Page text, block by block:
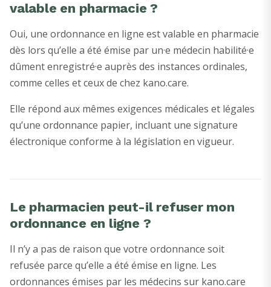
valable en pharmacie ?
Oui, une ordonnance en ligne est valable en pharmacie
dès lors qu’elle a été émise par un·e médecin habilité·e
dûment enregistré·e auprès des instances ordinales,
comme celles et ceux de chez kano.care.
Elle répond aux mêmes exigences médicales et légales
qu’une ordonnance papier, incluant une signature
électronique conforme à la législation en vigueur.
Le pharmacien peut-il refuser mon
ordonnance en ligne ?
Il n’y a pas de raison que votre ordonnance soit
refusée parce qu’elle a été émise en ligne. Les
ordonnances émises par les médecins sur kano.care